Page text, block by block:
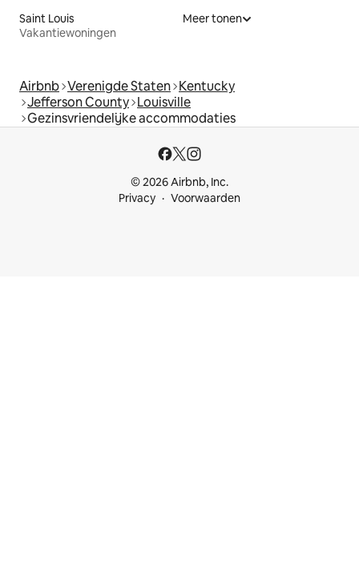
Saint Louis
Vakantiewoningen
Meer tonen
Airbnb Verenigde Staten Kentucky
Jefferson County Louisville
Gezinsvriendelijke accommodaties
© 2026 Airbnb, Inc.
Privacy
Voorwaarden